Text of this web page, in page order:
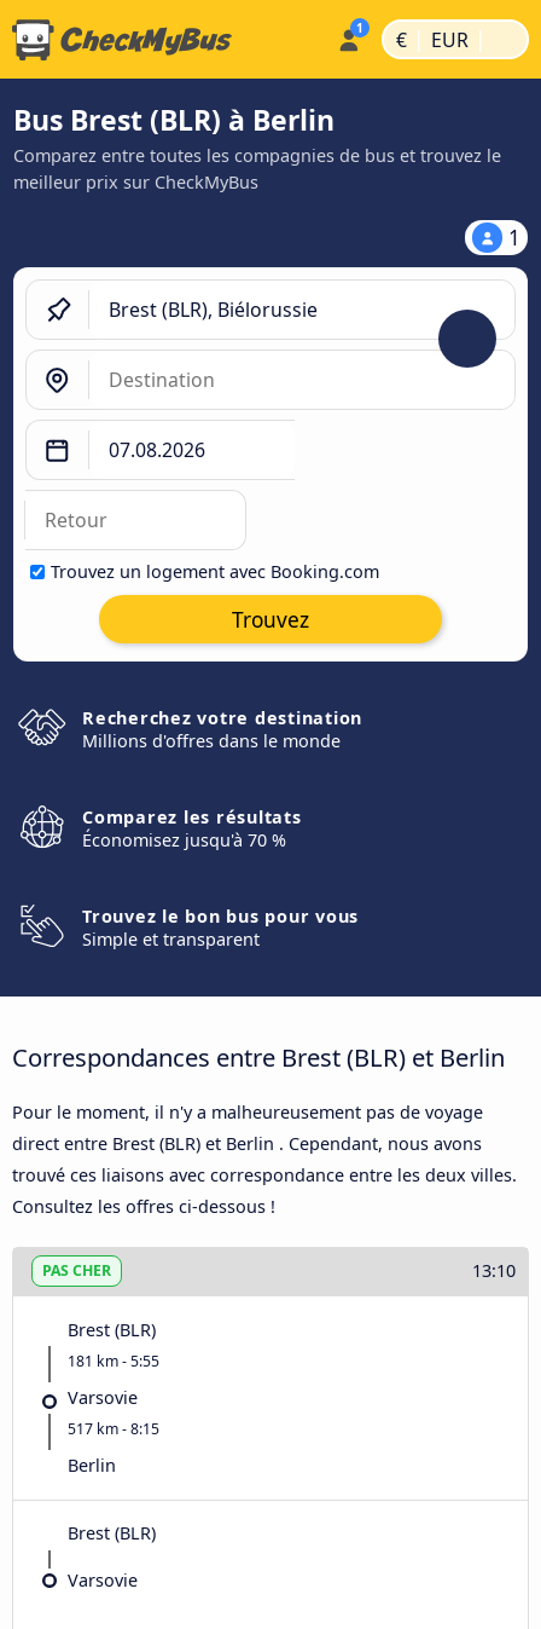
€ | EUR |
Bus Brest (BLR) à Berlin
Comparez entre toutes les compagnies de bus et trouvez le
meilleur prix sur CheckMyBus
1
Trouvez un logement avec Booking.com
Trouvez
Recherchez votre destination
Millions d'offres dans le monde
Comparez les résultats
Économisez jusqu'à 70 %
Trouvez le bon bus pour vous
Simple et transparent
Correspondances entre Brest (BLR) et Berlin
Pour le moment, il n'y a malheureusement pas de voyage
direct entre Brest (BLR) et Berlin . Cependant, nous avons
trouvé ces liaisons avec correspondance entre les deux villes.
Consultez les offres ci-dessous !
PAS CHER 13:10
Brest (BLR)
181 km - 5:55
Varsovie
517 km - 8:15
Berlin
Brest (BLR)
Varsovie